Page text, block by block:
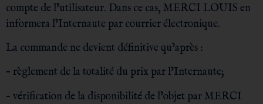
compte de l’utilisateur. Dans ce cas, MERCI LOUIS en
informera l’Internaute par courrier électronique.
La commande ne devient définitive qu’après :
– règlement de la totalité du prix par l’Internaute;
– vérification de la disponibilité de l’objet par MERCI